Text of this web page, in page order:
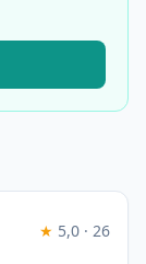
★ 5,0 · 26